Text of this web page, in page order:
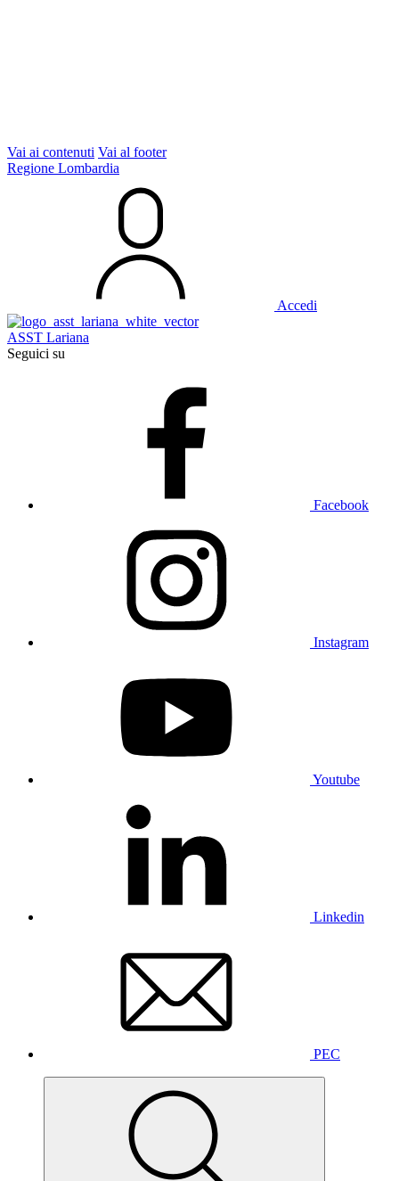
Vai ai contenuti Vai al footer
Regione Lombardia
Accedi
ASST Lariana
Seguici su
Facebook
Instagram
Youtube
Linkedin
PEC